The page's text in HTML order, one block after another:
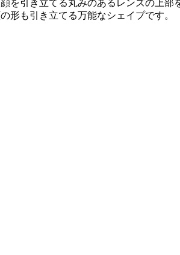
を引き立てる丸みのあるレンズの上
形も引き立てる万能なシェイプです。